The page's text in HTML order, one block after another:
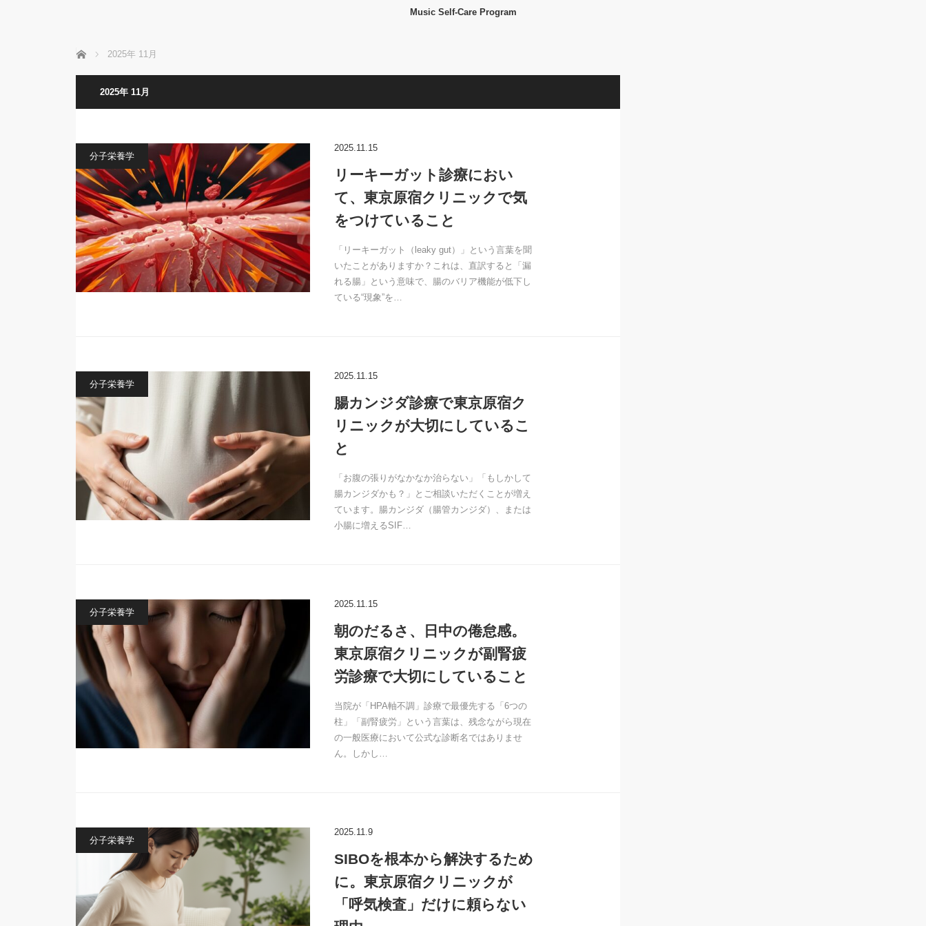
Music Self-Care Program
ホーム 2025年 11月
2025年 11月
分子栄養学
2025.11.15
リーキーガット診療におい
て、東京原宿クリニックで気
をつけていること
「リーキーガット（leaky gut）」という言葉を聞
いたことがありますか？これは、直訳すると「漏
れる腸」という意味で、腸のバリア機能が低下し
ている“現象”を…
分子栄養学
2025.11.15
腸カンジダ診療で東京原宿ク
リニックが大切にしているこ
と
「お腹の張りがなかなか治らない」「もしかして
腸カンジダかも？」とご相談いただくことが増え
ています。腸カンジダ（腸管カンジダ）、または
小腸に増えるSIF…
分子栄養学
2025.11.15
朝のだるさ、日中の倦怠感。
東京原宿クリニックが副腎疲
労診療で大切にしていること
当院が「HPA軸不調」診療で最優先する「6つの
柱」「副腎疲労」という言葉は、残念ながら現在
の一般医療において公式な診断名ではありませ
ん。しかし…
分子栄養学
2025.11.9
SIBOを根本から解決するため
に。東京原宿クリニックが
「呼気検査」だけに頼らない